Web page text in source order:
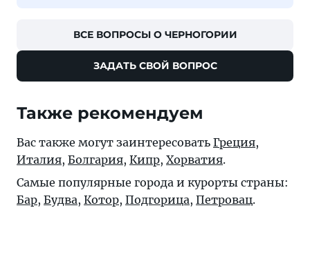
ВСЕ ВОПРОСЫ О ЧЕРНОГОРИИ
ЗАДАТЬ СВОЙ ВОПРОС
Также рекомендуем
Вас также могут заинтересовать Греция,
Италия, Болгария, Кипр, Хорватия.
Самые популярные города и курорты страны:
Бар, Будва, Котор, Подгорица, Петровац.